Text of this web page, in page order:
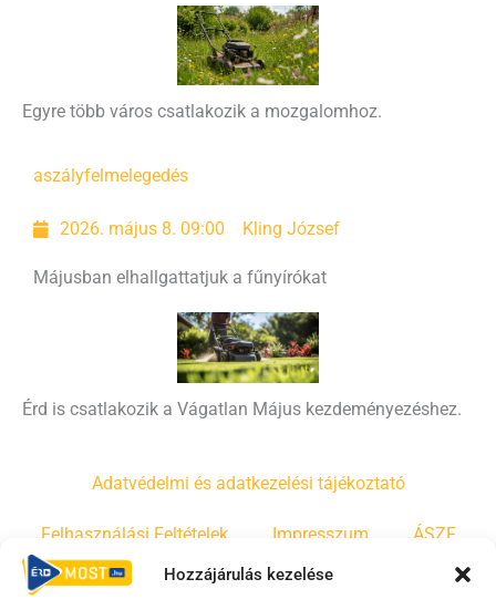
Hozzájárulás kezelése
Egyre több város csatlakozik a mozgalomhoz.
aszályfelmelegedés
2026. május 8. 09:00 Kling József
Májusban elhallgattatjuk a fűnyírókat
Érd is csatlakozik a Vágatlan Május kezdeményezéshez.
Adatvédelmi és adatkezelési tájékoztató
Felhasználási Feltételek Impresszum ÁSZF
Irányelvek Moderálási szabályzat